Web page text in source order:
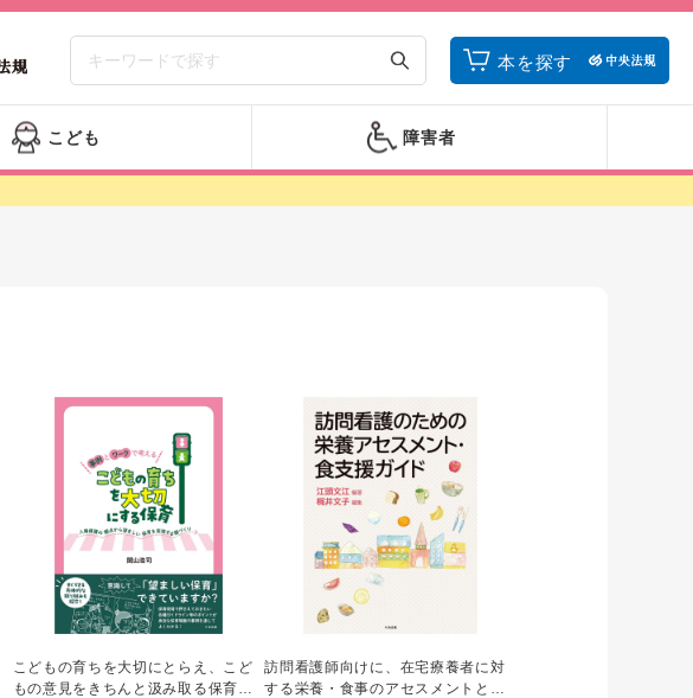
本を探す
こども 障害者
こどもの育ちを大切にとらえ、こど
もの意見をきちんと汲み取る保育実
訪問看護師向けに、在宅療養者に対
する栄養・食事のアセスメントと支